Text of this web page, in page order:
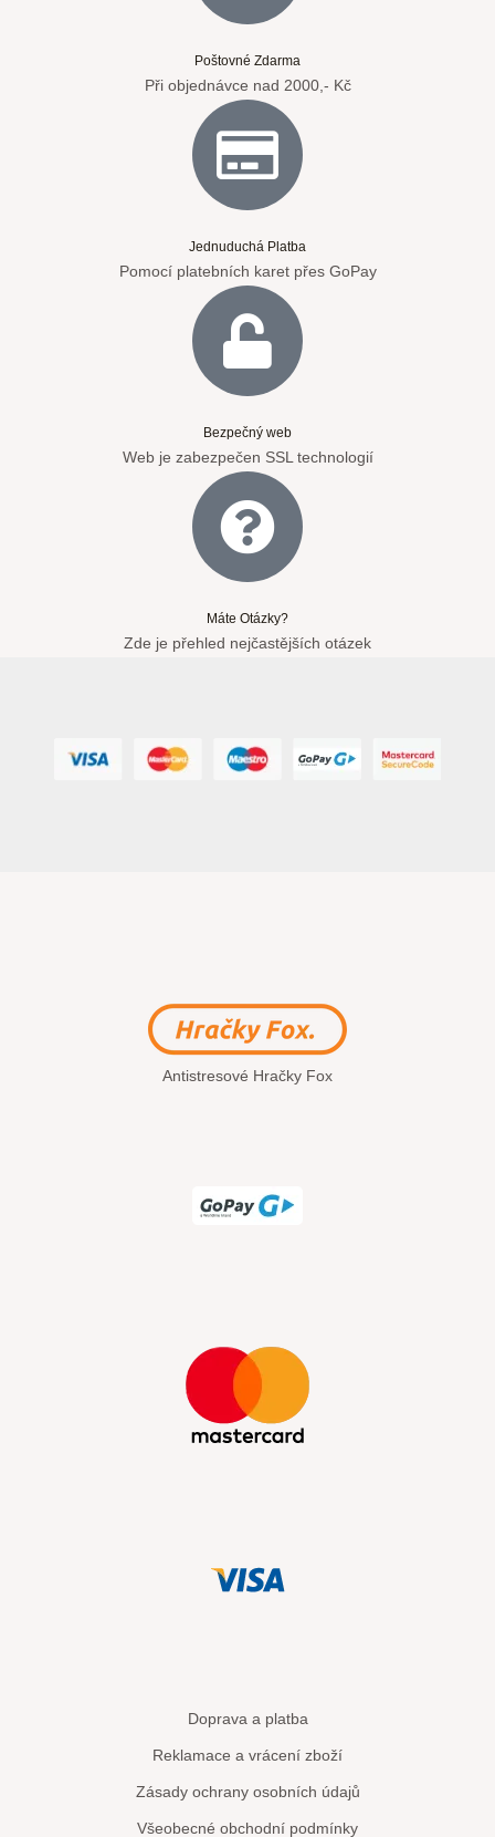
Poštovné Zdarma
Při objednávce nad 2000,- Kč
Jednuduchá Platba
Pomocí platebních karet přes GoPay
Bezpečný web
Web je zabezpečen SSL technologií
Máte Otázky?
Zde je přehled nejčastějších otázek
Antistresové Hračky Fox
Doprava a platba
Reklamace a vrácení zboží
Zásady ochrany osobních údajů
Všeobecné obchodní podmínky